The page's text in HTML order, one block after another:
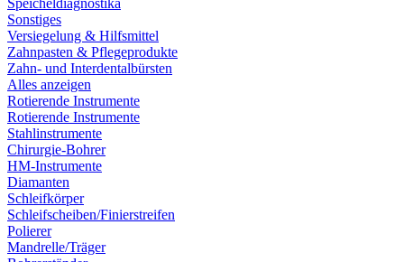
Speicheldiagnostika
Sonstiges
Versiegelung & Hilfsmittel
Zahnpasten & Pflegeprodukte
Zahn- und Interdentalbürsten
Alles anzeigen
Rotierende Instrumente
Rotierende Instrumente
Stahlinstrumente
Chirurgie-Bohrer
HM-Instrumente
Diamanten
Schleifkörper
Schleifscheiben/Finierstreifen
Polierer
Mandrelle/Träger